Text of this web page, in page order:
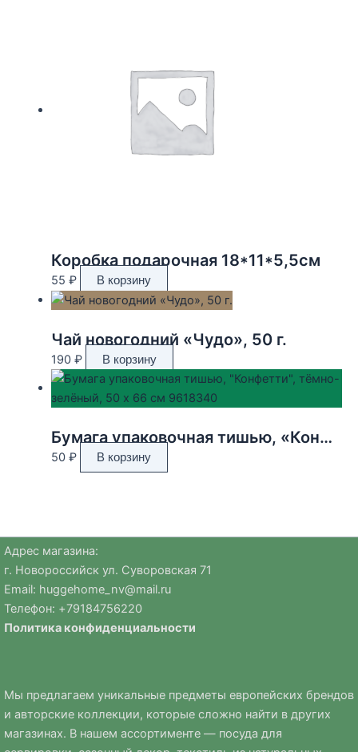
Коробка подарочная 18*11*5,5см
55 ₽ В корзину
Чай новогодний «Чудо», 50 г.
190 ₽ В корзину
Бумага упаковочная тишью, «Конфетти», тёмно-зелёный, 50 х 66 см 9618340
50 ₽ В корзину
Адрес магазина:
г. Новороссийск ул. Суворовская 71
Email: huggehome_nv@mail.ru
Телефон: +79184756220
Политика конфиденциальности
Мы предлагаем уникальные предметы европейских брендов
и авторские коллекции, которые сложно найти в других
магазинах. В нашем ассортименте — посуда для